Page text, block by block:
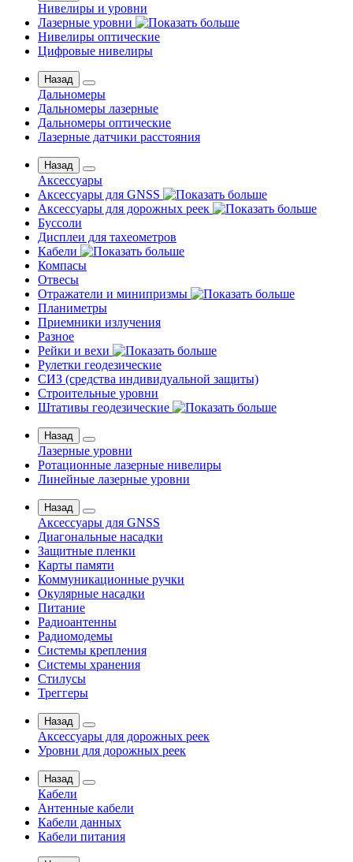
Нивелиры и уровни
Лазерные уровни
Нивелиры оптические
Цифровые нивелиры
Назад
Дальномеры
Дальномеры лазерные
Дальномеры оптические
Лазерные датчики расстояния
Назад
Аксессуары
Аксессуары для GNSS
Аксессуары для дорожных реек
Буссоли
Дисплеи для тахеометров
Кабели
Компасы
Отвесы
Отражатели и минипризмы
Планиметры
Приемники излучения
Разное
Рейки и вехи
Рулетки геодезические
СИЗ (средства индивидуальной защиты)
Строительные уровни
Штативы геодезические
Назад
Лазерные уровни
Ротационные лазерные нивелиры
Линейные лазерные уровни
Назад
Аксессуары для GNSS
Диагональные насадки
Защитные пленки
Карты памяти
Коммуникационные ручки
Окулярные насадки
Питание
Радиоантенны
Радиомодемы
Системы крепления
Системы хранения
Стилусы
Треггеры
Назад
Аксессуары для дорожных реек
Уровни для дорожных реек
Назад
Кабели
Антенные кабели
Кабели данных
Кабели питания